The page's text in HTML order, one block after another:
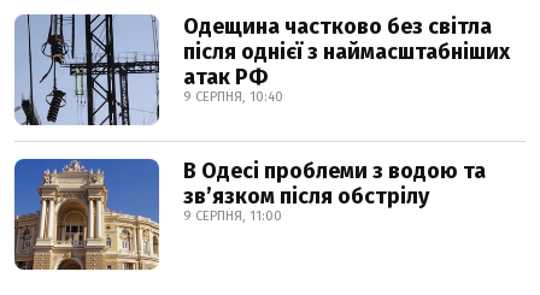
Одещина частково без світла
після однієї з наймасштабніших
атак РФ
9 СЕРПНЯ, 10:40
В Одесі проблеми з водою та
звʼязком після обстрілу
9 СЕРПНЯ, 11:00